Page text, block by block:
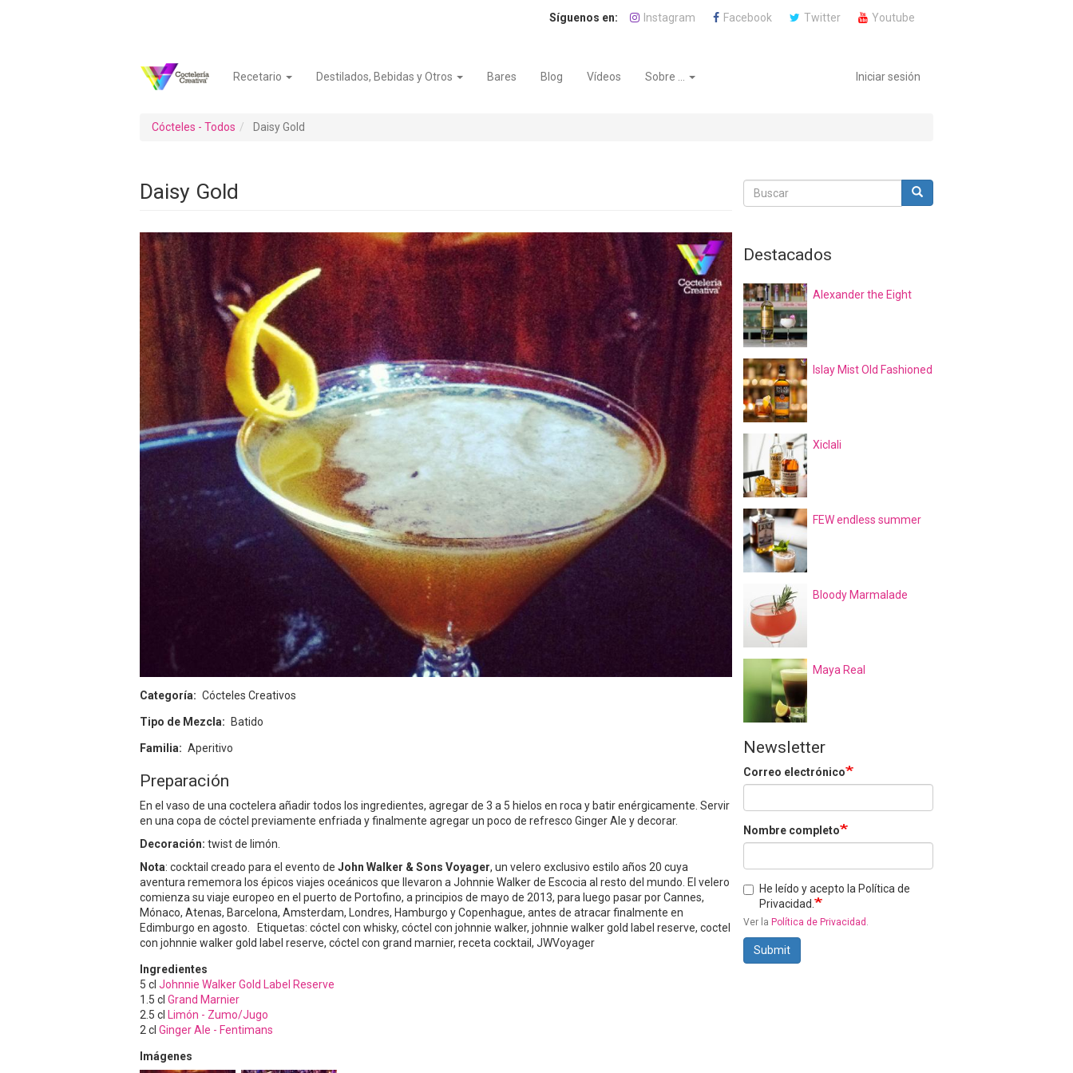
Instagram Facebook Twitter Youtube
NavegaciónRecetario Destilados, Bebidas y Otros Bares Blog Vídeos Sobre ...
Menú
cuenta
de
Iniciar sesión
Cócteles - Todos Daisy Gold
Daisy Gold
Categoría Cócteles Creativos
Tipo de Mezcla Batido
Familia Aperitivo
Preparación
En el vaso de una coctelera añadir todos los ingredientes, agregar de 3 a 5 hielos en roca y batir enérgicamente. Servir
en una copa de cóctel previamente enfriada y finalmente agregar un poco de refresco Ginger Ale y decorar.
Decoración: twist de limón.
Nota: cocktail creado para el evento de John Walker & Sons Voyager, un velero exclusivo estilo años 20 cuya
aventura rememora los épicos viajes oceánicos que llevaron a Johnnie Walker de Escocia al resto del mundo. El velero
comienza su viaje europeo en el puerto de Portofino, a principios de mayo de 2013, para luego pasar por Cannes,
Mónaco, Atenas, Barcelona, Amsterdam, Londres, Hamburgo y Copenhague, antes de atracar finalmente en
Edimburgo en agosto. Etiquetas: cóctel con whisky, cóctel con johnnie walker, johnnie walker gold label reserve, coctel
con johnnie walker gold label reserve, cóctel con grand marnier, receta cocktail, JWVoyager
Ingredientes
5 cl Johnnie Walker Gold Label Reserve
1.5 cl Grand Marnier
2.5 cl
Limón - Zumo/Jugo
2 cl Ginger Ale - Fentimans
Imágenes
Buscar
Buscar Buscar
Destacados
Alexander the Eight
Islay Mist Old Fashioned
Xiclali
FEW endless summer
Bloody Marmalade
Maya Real
Newsletter
Correo electrónico
Nombre completo
He leído y acepto la Política de
Privacidad.
Ver la Política de Privacidad .
Submit